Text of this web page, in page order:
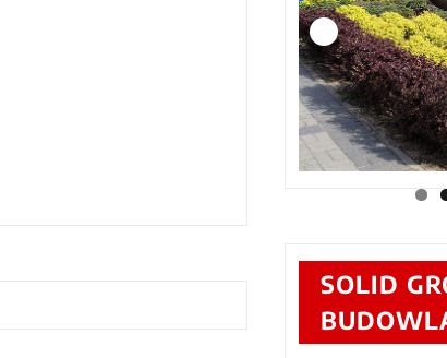
SOLID